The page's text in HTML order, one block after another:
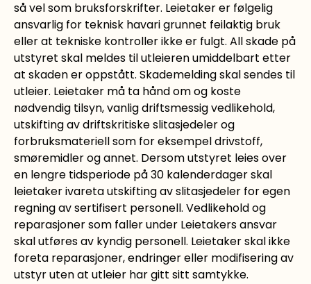
så vel som bruksforskrifter. Leietaker er følgelig
ansvarlig for teknisk havari grunnet feilaktig bruk
eller at tekniske kontroller ikke er fulgt. All skade på
utstyret skal meldes til utleieren umiddelbart etter
at skaden er oppstått. Skademelding skal sendes til
utleier. Leietaker må ta hånd om og koste
nødvendig tilsyn, vanlig driftsmessig vedlikehold,
utskifting av driftskritiske slitasjedeler og
forbruksmateriell som for eksempel drivstoff,
smøremidler og annet. Dersom utstyret leies over
en lengre tidsperiode på 30 kalenderdager skal
leietaker ivareta utskifting av slitasjedeler for egen
regning av sertifisert personell. Vedlikehold og
reparasjoner som faller under Leietakers ansvar
skal utføres av kyndig personell. Leietaker skal ikke
foreta reparasjoner, endringer eller modifisering av
utstyr uten at utleier har gitt sitt samtykke.